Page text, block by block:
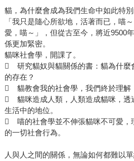
貓，為什麼會成為我們生命中如此特
「我只是隨心所欲地，活著而已，喵
愛，喵～」，但從古至今，將近9500
係更加緊密。
貓咪社會學，開課了。
 研究貓奴與貓關係的書：貓為什麼
的存在？
 貓教會我的社會學，我們終於理解
 貓咪造成人類，人類造成貓咪，透
生活中的地位。
 喵的社會學並不伸張貓咪不可愛，
的一切社會行為。
人與人之間的關係，無論如何都難以